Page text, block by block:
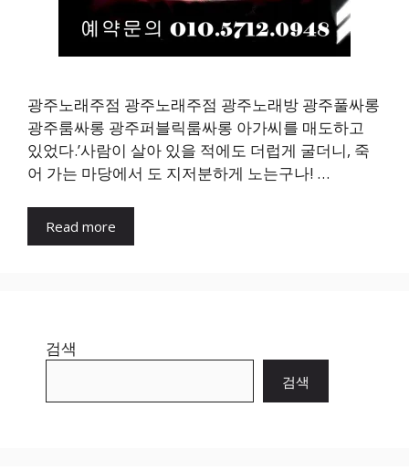
광주노래주점 광주노래주점 광주노래방 광주풀싸롱
광주룸싸롱 광주퍼블릭룸싸롱 아가씨를 매도하고
있었다.’사람이 살아 있을 적에도 더럽게 굴더니, 죽
어 가는 마당에서 도 지저분하게 노는구나! …
Read more
검색
검색